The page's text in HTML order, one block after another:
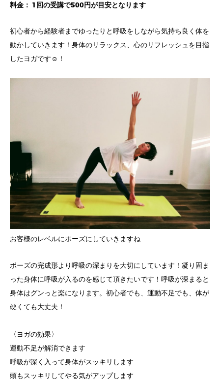
料金： 1回の受講で500円が目安となります
初心者から経験者までゆったりと呼吸をしながら気持ち良く体を
動かしていきます！身体のリラックス、心のリフレッシュを目指
したヨガです☺️！
お客様のレベルにポーズにしていきますね
ポーズの完成形より呼吸の深まりを大切にしています！凝り固ま
った身体に呼吸が入るのを感じて頂きたいです！呼吸が深まると
身体はグンっと楽になります。初心者でも、運動不足でも、体が
硬くても大丈夫！
〈ヨガの効果〉
運動不足が解消できます
呼吸が深く入って身体がスッキリします
頭もスッキリしてやる気がアップします